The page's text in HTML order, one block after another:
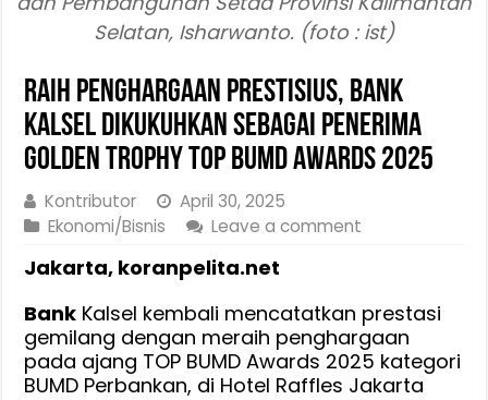
Selatan, Isharwanto. (foto : ist)
Raih Penghargaan Prestisius, Bank
Kalsel Dikukuhkan Sebagai Penerima
Golden Trophy TOP BUMD Awards 2025
Kontributor
April 30, 2025
Ekonomi/Bisnis
Leave a comment
Jakarta, koranpelita.net
Bank Kalsel kembali mencatatkan prestasi
gemilang dengan meraih penghargaan
pada ajang TOP BUMD Awards 2025 kategori
BUMD Perbankan, di Hotel Raffles Jakarta